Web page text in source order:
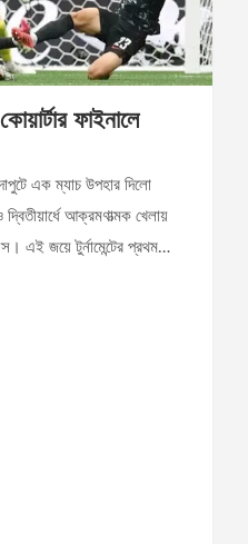
ফাইনালে
এক ম্যাচ উপহার দিলো
আক্রমণাত্মক খেলায়
এই জয়ে টুর্নামেন্টের প্রথম…